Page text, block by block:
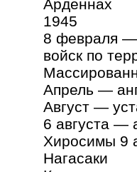
Арденнах
1945
8 февраля —
войск по
Апрель —
Август —
6 августа —
Хиросимы 9
Нагасаки